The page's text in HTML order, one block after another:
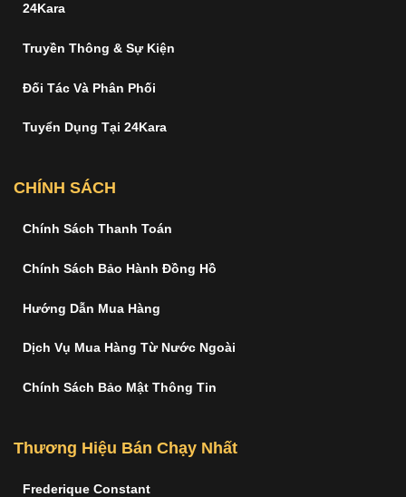
24Kara
Truyền Thông & Sự Kiện
Đối Tác Và Phân Phối
Tuyển Dụng Tại 24Kara
CHÍNH SÁCH
Chính Sách Thanh Toán
Chính Sách Bảo Hành Đồng Hồ
Hướng Dẫn Mua Hàng
Dịch Vụ Mua Hàng Từ Nước Ngoài
Chính Sách Bảo Mật Thông Tin
Thương Hiệu Bán Chạy Nhất
Frederique Constant